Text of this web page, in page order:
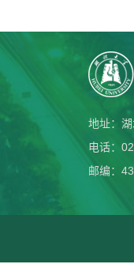
地址：
电话：
邮编：